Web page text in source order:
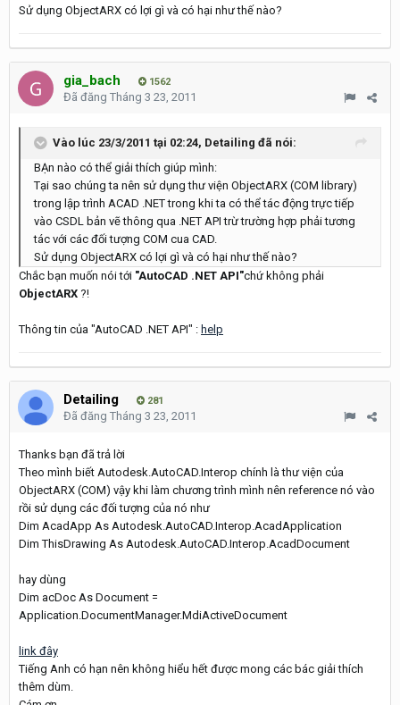
Sử dụng ObjectARX có lợi gì và có hại như thế nào?
gia_bach 1562
Đã đăng Tháng 3 23, 2011
Vào lúc 23/3/2011 tại 02:24, Detailing đã nói:
BẠn nào có thể giải thích giúp mình:
Tại sao chúng ta nên sử dụng thư viện ObjectARX (COM library)
trong lập trình ACAD .NET trong khi ta có thể tác động trực tiếp
vào CSDL bản vẽ thông qua .NET API trừ trường hợp phải tương
tác với các đối tượng COM cua CAD.
Sử dụng ObjectARX có lợi gì và có hại như thế nào?
Chắc bạn muốn nói tới "AutoCAD .NET API"chứ không phải
ObjectARX ?!
Thông tin của "AutoCAD .NET API" : help
Detailing 281
Đã đăng Tháng 3 23, 2011
Thanks bạn đã trả lời
Theo mình biết Autodesk.AutoCAD.Interop chính là thư viện của
ObjectARX (COM) vậy khi làm chương trình mình nên reference nó vào
rồi sử dụng các đối tượng của nó như
Dim AcadApp As Autodesk.AutoCAD.Interop.AcadApplication
Dim ThisDrawing As Autodesk.AutoCAD.Interop.AcadDocument
hay dùng
Dim acDoc As Document =
Application.DocumentManager.MdiActiveDocument
link đây
Tiếng Anh có hạn nên không hiểu hết được mong các bác giải thích
thêm dùm.